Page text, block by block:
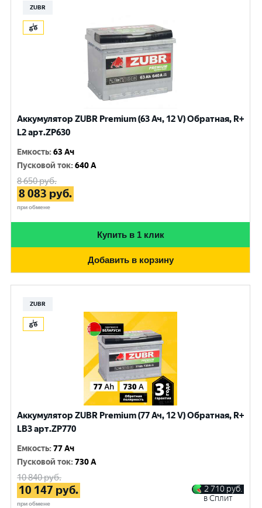
ZUBR
Аккумулятор ZUBR Premium (63 Ач, 12 V) Обратная, R+
L2 арт.ZP630
Емкость:63 Ач
Пусковой ток:640 A
8 650руб.
8 083 руб.
при обмене
Купить в 1 клик
Добавить в корзину
ZUBR
Аккумулятор ZUBR Premium (77 Ач, 12 V) Обратная, R+
LB3 арт.ZP770
Емкость:77 Ач
Пусковой ток:730 A
10 840руб.
10 147 руб.
при обмене
2 710 руб.
в Сплит